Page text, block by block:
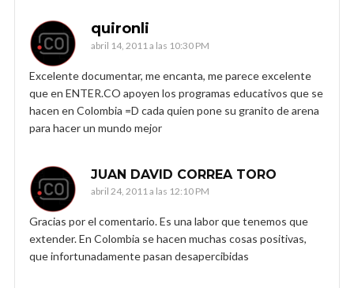
quironli
abril 14, 2011 a las 10:30 PM
Excelente documentar, me encanta, me parece excelente
que en ENTER.CO apoyen los programas educativos que se
hacen en Colombia =D cada quien pone su granito de arena
para hacer un mundo mejor
JUAN DAVID CORREA TORO
abril 24, 2011 a las 12:10 PM
Gracias por el comentario. Es una labor que tenemos que
extender. En Colombia se hacen muchas cosas positivas,
que infortunadamente pasan desapercibidas